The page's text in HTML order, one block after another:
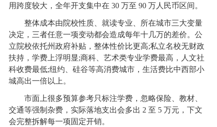
用跨度较大，全年开支集中在 30 万至 90 万人民币区间。
整体成本由院校性质、就读专业、所在城市三大变量
决定，三者任意一项变动都会造成每年十几万的差价。公
立院校依托州政府补贴，整体性价比更高;私立名校无财政
扶持，学费上浮明显;商科、艺术类专业学费最高，人文社
科收费最低;纽约、硅谷等高消费城市，生活费比中西部小
城高出一倍以上。
市面上很多预算参考只标注学费，忽略保险、教材、
交通等强制杂费，实际落地支出会多出 2 至 5 万元，下文
会完整拆解每一项固定开销。